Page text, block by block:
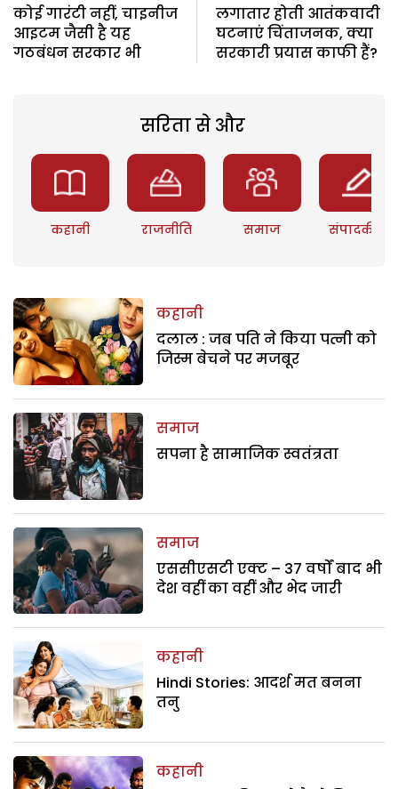
कोई गारंटी नहीं, चाइनीज
आइटम जैसी है यह
गठबंधन सरकार भी
लगातार होती आतंकवादी
घटनाएं चिंताजनक, क्या
सरकारी प्रयास काफी हैं?
सरिता से और
कहानी राजनीति समाज संपादकीय
कहानी
दलाल : जब पति ने किया पत्नी को
जिस्म बेचने पर मजबूर
समाज
सपना है सामाजिक स्वतंत्रता
समाज
एससीएसटी एक्ट – 37 वर्षों बाद भी
देश वहीं का वहीं और भेद जारी
कहानी
Hindi Stories: आदर्श मत बनना
तनु
कहानी